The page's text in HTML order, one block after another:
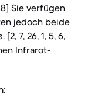
Sie verfügen
jedoch beide
7, 26, 1, 5, 6,
Infrarot-